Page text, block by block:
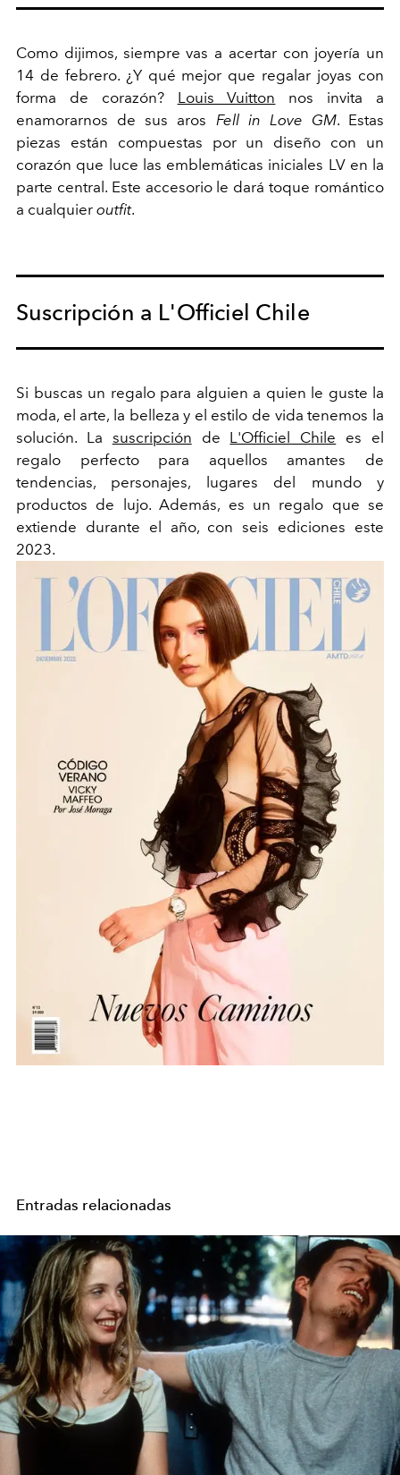
Como dijimos, siempre vas a acertar con joyería un
14 de febrero. ¿Y qué mejor que regalar joyas con
forma de corazón? Louis Vuitton nos invita a
enamorarnos de sus aros Fell in Love GM. Estas
piezas están compuestas por un diseño con un
corazón que luce las emblemáticas iniciales LV en la
parte central. Este accesorio le dará toque romántico
a cualquier outfit.
Suscripción a L'Officiel Chile
Si buscas un regalo para alguien a quien le guste la
moda, el arte, la belleza y el estilo de vida tenemos la
solución. La suscripción de L'Officiel Chile es el
regalo perfecto para aquellos amantes de
tendencias, personajes, lugares del mundo y
productos de lujo. Además, es un regalo que se
extiende durante el año, con seis ediciones este
2023.
Entradas relacionadas